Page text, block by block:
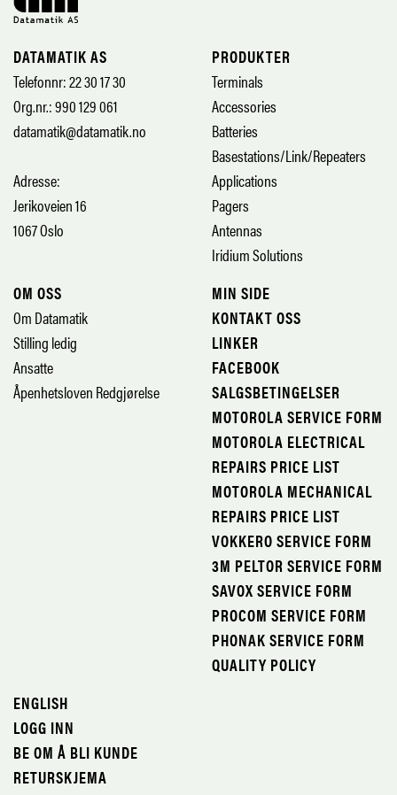
DATAMATIK AS
Telefonnr: 22 30 17 30
Org.nr.: 990 129 061
datamatik@datamatik.no
Adresse:
Jerikoveien 16
1067 Oslo
PRODUKTER
Terminals
Accessories
Batteries
Basestations/Link/Repeaters
Applications
Pagers
Antennas
Iridium Solutions
OM OSS
Om Datamatik
Stilling ledig
Ansatte
Åpenhetsloven Redgjørelse
MIN SIDE
KONTAKT OSS
LINKER
FACEBOOK
SALGSBETINGELSER
MOTOROLA SERVICE FORM
MOTOROLA ELECTRICAL
REPAIRS PRICE LIST
MOTOROLA MECHANICAL
REPAIRS PRICE LIST
VOKKERO SERVICE FORM
3M PELTOR SERVICE FORM
SAVOX SERVICE FORM
PROCOM SERVICE FORM
PHONAK SERVICE FORM
QUALITY POLICY
ENGLISH
LOGG INN
BE OM Å BLI KUNDE
RETURSKJEMA